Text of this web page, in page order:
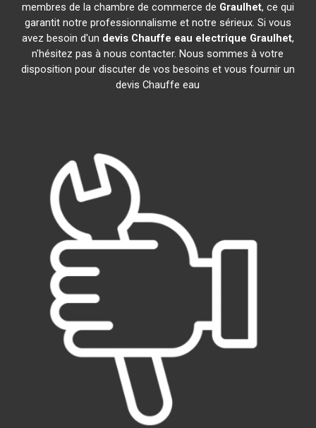
membres de la chambre de commerce de Graulhet, ce qui
garantit notre professionnalisme et notre sérieux. Si vous
avez besoin d'un devis Chauffe eau electrique Graulhet,
n'hésitez pas à nous contacter. Nous sommes à votre
disposition pour discuter de vos besoins et vous fournir un
devis Chauffe eau